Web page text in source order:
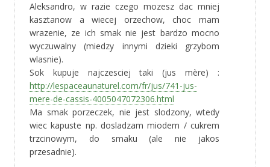
Aleksandro, w razie czego mozesz dac mniej
kasztanow a wiecej orzechow, choc mam
wrazenie, ze ich smak nie jest bardzo mocno
wyczuwalny (miedzy innymi dzieki grzybom
wlasnie).
Sok kupuje najczesciej taki (jus mère) :
http://lespaceaunaturel.com/fr/jus/741-jus-
mere-de-cassis-4005047072306.html
Ma smak porzeczek, nie jest slodzony, wtedy
wiec kapuste np. dosladzam miodem / cukrem
trzcinowym, do smaku (ale nie jakos
przesadnie).